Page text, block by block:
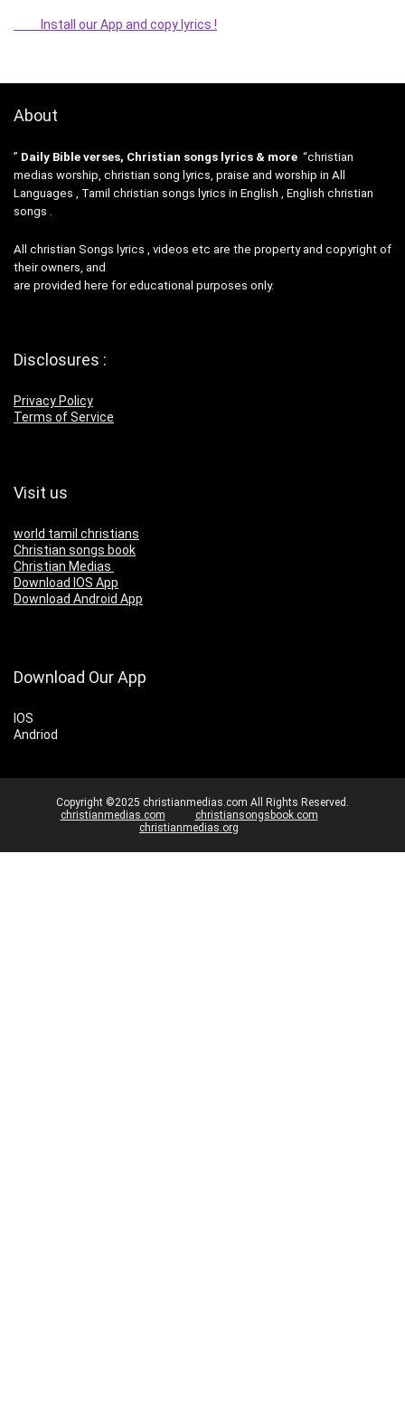
Install our App and copy lyrics !
About
” Daily Bible verses, Christian songs lyrics & more “christian
medias worship, christian song lyrics, praise and worship in All
Languages , Tamil christian songs lyrics in English , English christian
songs .
All christian Songs lyrics , videos etc are the property and copyright of
their owners, and
are provided here for educational purposes only.
Disclosures :
Privacy Policy
Terms of Service
Visit us
world tamil christians
Christian songs book
Christian Medias
Download IOS App
Download Android App
Download Our App
IOS
Andriod
Copyright ©2025 christianmedias.com All Rights Reserved.
christianmedias.com
christiansongsbook.com
christianmedias.org